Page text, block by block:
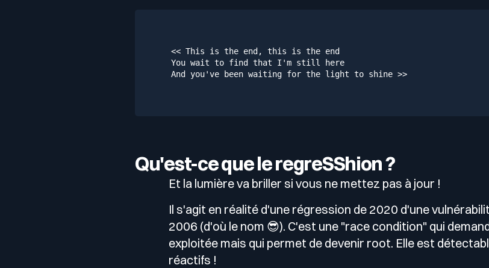
<< This is the end, this is the end
You wait to find that I 'm still here
And you've been waiting for the light to shine >>
Qu'est-ce que le regreSShion ?
Et la lumière va briller si vous ne mettez pas à jour !
Il s'agit en réalité d'une régression de 2020 d'une
2006 (d'où le nom 😎). C'est une "race condition" qui
exploitée mais qui permet de devenir root. Elle est
réactifs !